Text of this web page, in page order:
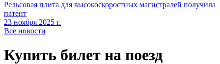
Рельсовая плита для высокоскоростных магистралей получила
патент
23 ноября 2025 г.
Все новости
Купить билет на поезд